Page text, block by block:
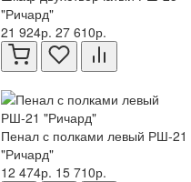
"Ричард"
21 924р. 27 610р.
Пенал с полками левый РШ-21
"Ричард"
12 474р. 15 710р.